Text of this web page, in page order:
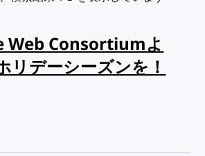
Web Consortiumよ
リデーシーズンを！